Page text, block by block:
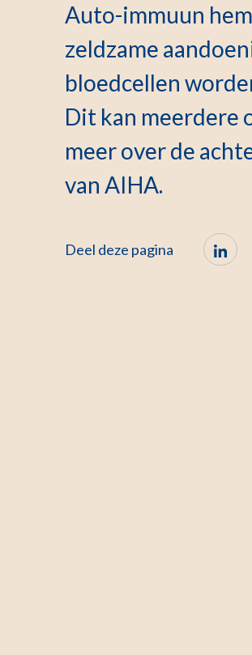
Auto-immuun
zeldzame
bloedcellen
Dit kan meerdere
meer over de
van AIHA.
Deel deze pagina